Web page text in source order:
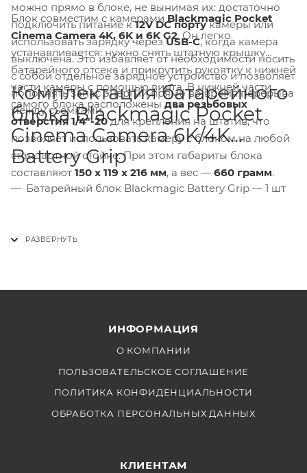
можно прямо в блоке, не вынимая их: достаточно
подключить питание к12V DC портукамеры или
использовать зарядку черезUSB-C, когда камера
выключена. Это избавляет от необходимости носить
с собой отдельное зарядное устройство и позволяет
пополнять запас энергии прямо во время перерыва
между съёмками.
Блок совместим с камерамиBlackmagic Pocket
Cinema Camera 4K, 6K и 6K G2. Он легко
устанавливается: нужно снять штатную крышку
батарейного отсека и прикрутить рукоятку к нижней
части камеры с помощью винта. В нижней части
самого блока расположены два резьбовых
отверстия 1/4"-20для крепления на штатив, что
позволяет использовать камеру с блоком на любой
стандартной стойке. При этом габариты блока
составляют 150 x 119 x 216 мм, а вес — 660 грамм.
Комплектация батарейного
блока Blackmagic Pocket
Cinema Camera 6K/4K
Battery Grip
Батарейный блок Blackmagic Battery Grip — 1 шт
ИНФОРМАЦИЯ
О КОМПАНИИ
ПОЛЬЗОВАТЕЛЬСКОЕ СОГЛАШЕНИЕ
ПОЛИТИКА КОНФИДЕНЦИАЛЬНОСТИ
ОБРАБОТКА ПЕРСОНАЛЬНЫХ ДАННЫХ
КЛИЕНТАМ